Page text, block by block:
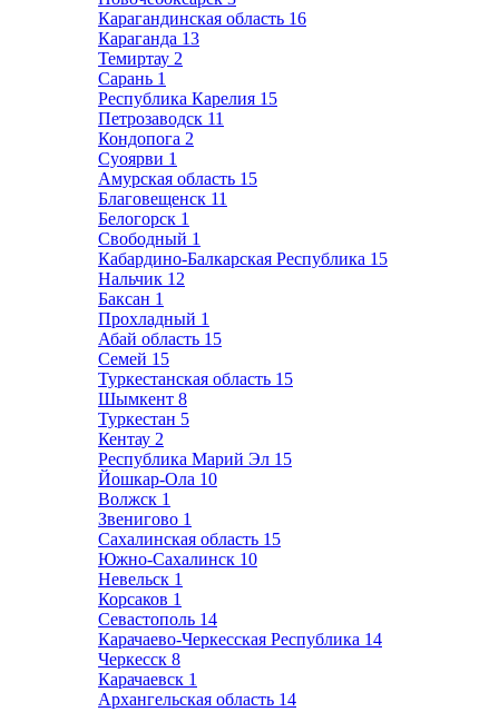
Карагандинская область 16
Караганда 13
Темиртау 2
Сарань 1
Республика Карелия 15
Петрозаводск 11
Кондопога 2
Суоярви 1
Амурская область 15
Благовещенск 11
Белогорск 1
Свободный 1
Кабардино-Балкарская Республика 15
Нальчик 12
Баксан 1
Прохладный 1
Абай область 15
Семей 15
Туркестанская область 15
Шымкент 8
Туркестан 5
Кентау 2
Республика Марий Эл 15
Йошкар-Ола 10
Волжск 1
Звенигово 1
Сахалинская область 15
Южно-Сахалинск 10
Невельск 1
Корсаков 1
Севастополь 14
Карачаево-Черкесская Республика 14
Черкесск 8
Карачаевск 1
Архангельская область 14